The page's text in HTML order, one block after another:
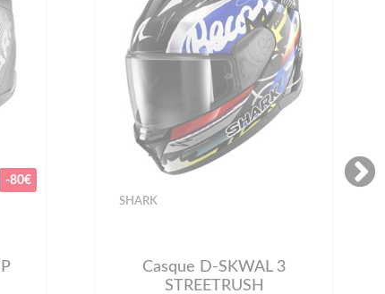
SHOEI
Casque Gt-Air 3 Mike Tc-4